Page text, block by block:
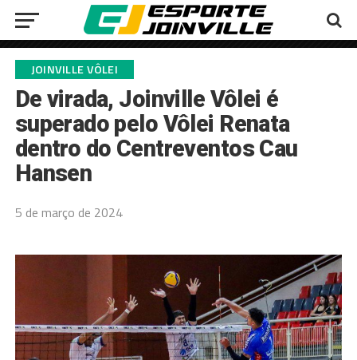
JOINVILLE VÔLEI
De virada, Joinville Vôlei é
superado pelo Vôlei Renata
dentro do Centreventos Cau
Hansen
5 de março de 2024